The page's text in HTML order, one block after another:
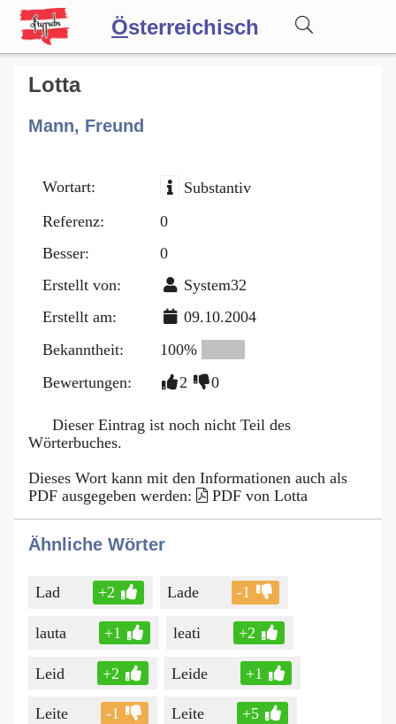
Österreichisch
Wörterbuch
Forum
Blog
Lotta
Mann, Freund
Wortart:
Substantiv
Referenz:
0
Besser:
0
Erstellt von:
System32
Erstellt am:
09.10.2004
Bekanntheit:
100%
Bewertungen:
2 0
Dieser Eintrag ist noch nicht Teil des
Wörterbuches.
Dieses Wort kann mit den Informationen auch als
PDF ausgegeben werden:
PDF von Lotta
Ähnliche Wörter
Lad +2 Lade -1
lauta +1 leati +2
Leid +2 Leide +1
Leite -1 Leite +5